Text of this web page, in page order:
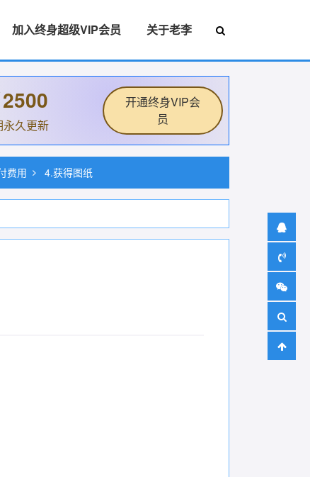
加入终身超级VIP会员 关于老李
久更新
开通终身VIP会
员
费用 4.获得图纸